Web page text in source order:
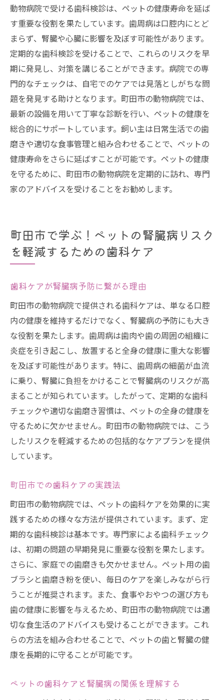
動物病院で受ける歯科検診は、ペットの健康寿命を延ば
す重要な役割を果たしています。歯周病は口腔内にとど
まらず、腎臓や心臓に影響を及ぼす可能性があります。
定期的な歯科検診を受けることで、これらのリスクを早
期に発見し、対策を講じることができます。病院での専
門的なチェックは、自宅でのケアでは見落としがちな問
題を発見する助けとなります。町田市の動物病院では、
最新の設備を用いて丁寧な診断を行い、ペットの健康を
総合的にサポートしています。飼い主は日常生活での歯
磨きや適切な食事管理と組み合わせることで、ペットの
健康寿命をさらに延ばすことが可能です。ペットの健康
を守るために、町田市の動物病院を定期的に訪れ、専門
家のアドバイスを受けることをお勧めします。
町田市で学ぶ！ペットの腎臓病リスク
を軽減するための歯科ケア
歯科ケアが腎臓病予防に繋がる理由
町田市の動物病院で提供される歯科ケアは、単なる口腔
内の健康を維持するだけでなく、腎臓病の予防にも大き
な役割を果たします。歯周病は歯肉や歯の周囲の組織に
炎症を引き起こし、放置すると全身の健康に重大な影響
を及ぼす可能性があります。特に、歯周病の細菌が血流
に乗り、腎臓に負担をかけることで腎臓病のリスクが高
まることが知られています。したがって、定期的な歯科
チェックや適切な歯磨き習慣は、ペットの全身の健康を
守るために欠かせません。町田市の動物病院では、こう
したリスクを軽減するための包括的なケアプランを提供
しています。
町田市での歯科ケアの実践法
町田市の動物病院では、ペットの歯科ケアを効果的に実
践するための様々な方法が提供されています。まず、定
期的な歯科検診は基本です。専門家による歯科チェック
は、初期の問題の早期発見に重要な役割を果たします。
さらに、家庭での歯磨きも欠かせません。ペット用の歯
ブラシと歯磨き粉を使い、毎日のケアを楽しみながら行
うことが推奨されます。また、食事やおやつの選び方も
歯の健康に影響を与えるため、町田市の動物病院では適
切な食生活のアドバイスも受けることができます。これ
らの方法を組み合わせることで、ペットの歯と腎臓の健
康を長期的に守ることが可能です。
ペットの歯科ケアと腎臓病の関係を理解する